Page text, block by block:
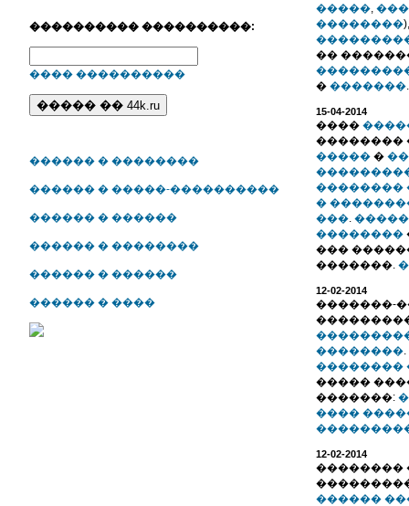
���������� ����������:
���� ����������
������ � ��������
������ � �����-����������
������ � ������
������ � ��������
������ � ������
������ � ����
�����,
��������
��
� �������.
15-04-2014
����
��������
����� �
��������
�
���.
��������
���
�������.
12-02-2014
�������-
��������.
��������
�����
�������:
����
12-02-2014
��������
������